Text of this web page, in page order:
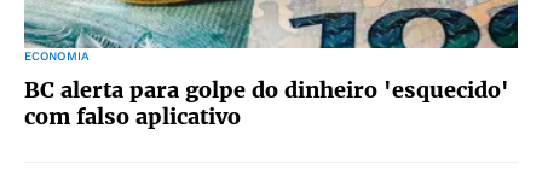
ECONOMIA
BC alerta para golpe do dinheiro 'esquecido'
com falso aplicativo